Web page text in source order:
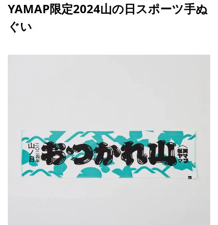
YAMAP限定2024山の日スポーツ手ぬ
ぐい